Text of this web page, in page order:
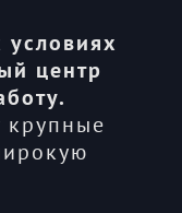
центр
крупные